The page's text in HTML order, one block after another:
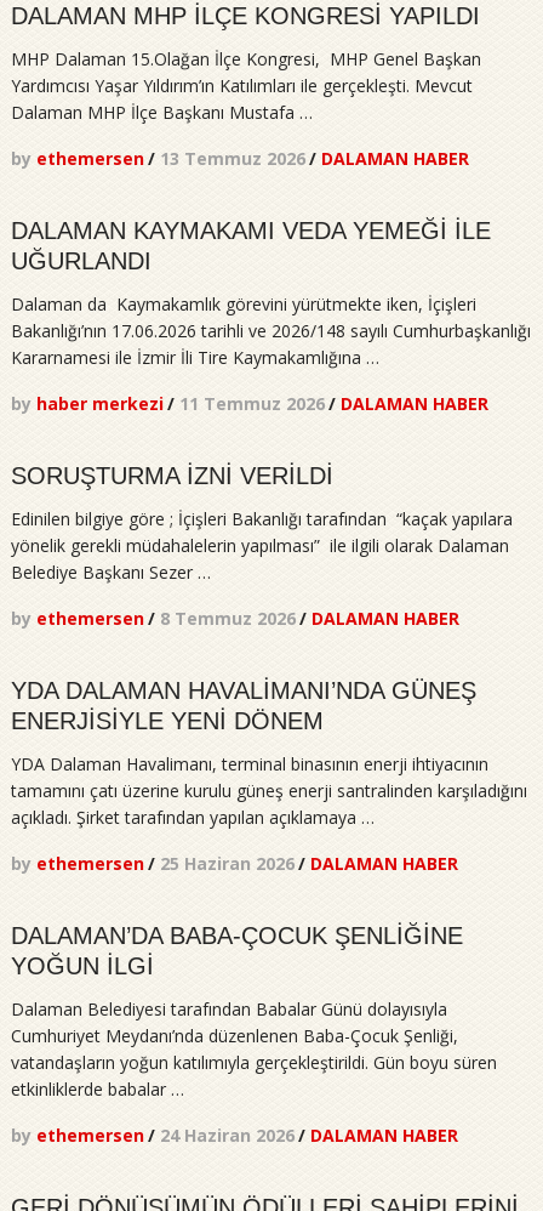
DALAMAN MHP İLÇE KONGRESİ YAPILDI
MHP Dalaman 15.Olağan İlçe Kongresi, MHP Genel Başkan
Yardımcısı Yaşar Yıldırım’ın Katılımları ile gerçekleşti. Mevcut
Dalaman MHP İlçe Başkanı Mustafa …
by ethemersen/ 13 Temmuz 2026/ DALAMAN HABER
DALAMAN KAYMAKAMI VEDA YEMEĞİ İLE
UĞURLANDI
Dalaman da Kaymakamlık görevini yürütmekte iken, İçişleri
Bakanlığı’nın 17.06.2026 tarihli ve 2026/148 sayılı Cumhurbaşkanlığı
Kararnamesi ile İzmir İli Tire Kaymakamlığına …
by haber merkezi/ 11 Temmuz 2026/ DALAMAN HABER
SORUŞTURMA İZNİ VERİLDİ
Edinilen bilgiye göre ; İçişleri Bakanlığı tarafından “kaçak yapılara
yönelik gerekli müdahalelerin yapılması” ile ilgili olarak Dalaman
Belediye Başkanı Sezer …
by ethemersen/ 8 Temmuz 2026/ DALAMAN HABER
YDA DALAMAN HAVALİMANI’NDA GÜNEŞ
ENERJİSİYLE YENİ DÖNEM
YDA Dalaman Havalimanı, terminal binasının enerji ihtiyacının
tamamını çatı üzerine kurulu güneş enerji santralinden karşıladığını
açıkladı. Şirket tarafından yapılan açıklamaya …
by ethemersen/ 25 Haziran 2026/ DALAMAN HABER
DALAMAN’DA BABA-ÇOCUK ŞENLİĞİNE
YOĞUN İLGİ
Dalaman Belediyesi tarafından Babalar Günü dolayısıyla
Cumhuriyet Meydanı’nda düzenlenen Baba-Çocuk Şenliği,
vatandaşların yoğun katılımıyla gerçekleştirildi. Gün boyu süren
etkinliklerde babalar …
by ethemersen/ 24 Haziran 2026/ DALAMAN HABER